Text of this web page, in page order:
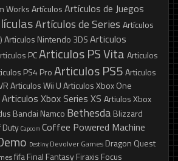
WorksArtículosArtículos de Juegos
Artículos de Series Artículos
Articulos Nintendo 3DSArticulos
PCArticulos PS Vita Articulos
PS4 ProArticulos PS5Articulos
Articulos Wii UArticulos Xbox One
Articulos Xbox Series XS Artiulos Xbox
Bandai Namco Bethesda Blizzard
Duty Capcom Coffee Powered Machine
Destiny Devolver Games Dragon Quest
fifaFinal FantasyFiraxis Focus